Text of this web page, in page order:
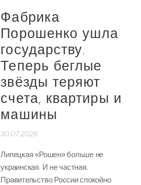
Фабрика
Порошенко ушла
государству.
Теперь беглые
звёзды теряют
счета, квартиры и
машины
30.07.2026
Липецкая «Рошен» больше не
украинская. И не частная.
Правительство России спокойно